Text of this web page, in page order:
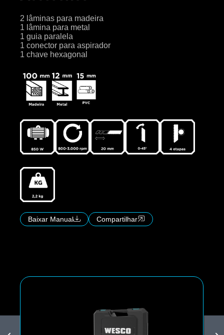
2 lâminas para madeira
1 lâmina para metal
1 guia paralela
1 conector para aspirador
1 chave hexagonal
Baixar Manual Compartilhar